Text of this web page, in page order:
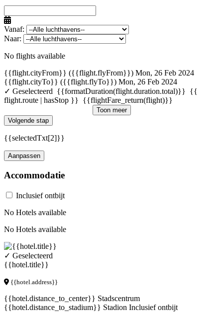
Vanaf:
Naar:
No flights available
{{flight.cityFrom}} ({{flight.flyFrom}}) Mon, 26 Feb 2024
{{flight.cityTo}} ({{flight.flyTo}}) Mon, 26 Feb 2024
✓ Geselecteerd {{formatDuration(flight.duration.total)}} {{
flight.route | hasStop }} {{flightFare_return(flight)}}
Toon meer
Volgende stap
{{selectedTxt[2]}}
Aanpassen
Accommodatie
Inclusief ontbijt
No Hotels available
No Hotels available
✓ Geselecteerd
{{hotel.title}}
{{hotel.address}}
{{hotel.distance_to_center}} Stadscentrum
{{hotel.distance_to_stadium}} Stadion Inclusief ontbijt